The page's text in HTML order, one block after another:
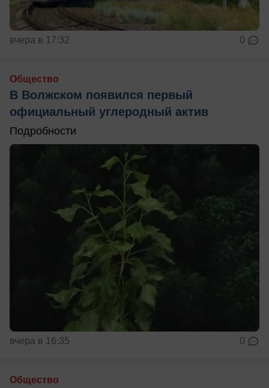
вчера в 17:32 0
Общество
В Волжском появился первый
официальный углеродный актив
Подробности
вчера в 16:35 0
Общество